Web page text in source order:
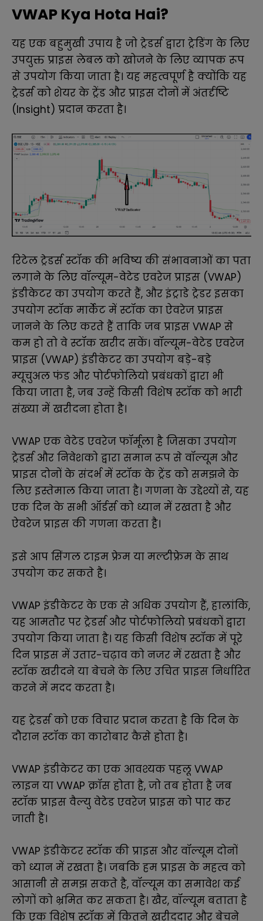
VWAP Kya Hota Hai?
यह एक बहुमुखी उपाय है जो ट्रेडर्स द्वारा ट्रेडिंग के लिए
उपयुक्त प्राइस लेबल को खोजने के लिए व्यापक रूप
से उपयोग किया जाता है। यह महत्वपूर्ण है क्योंकि यह
ट्रेडर्स को शेयर के ट्रेंड और प्राइस दोनों में अंतर्दृष्टि
(Insight) प्रदान करता है।
रिटेल ट्रेडर्स स्टॉक की भविष्य की संभावनाओं का पता
लगाने के लिए वॉल्यूम-वेटेड एवरेज प्राइस (VWAP)
इंडीकेटर का उपयोग करते हैं, और इंट्राडे ट्रेडर इसका
उपयोग स्टॉक मार्केट में स्टॉक का ऐवरेज प्राइस
जानने के लिए करते हैं ताकि जब प्राइस VWAP से
कम हो तो वे स्टॉक खरीद सकें। वॉल्यूम-वेटेड एवरेज
प्राइस (VWAP) इंडीकेटर का उपयोग बड़े-बड़े
म्यूचुअल फंड और पोर्टफोलियो प्रबंधकों द्वारा भी
किया जाता है, जब उन्हें किसी विशेष स्टॉक को भारी
संख्या में खरीदना होता है।
VWAP एक वेटेड एवरेज फॉर्मूला है जिसका उपयोग
ट्रेडर्स और निवेशको द्वारा समान रूप से वॉल्यूम और
प्राइस दोनों के संदर्भ में स्टॉक के ट्रेंड को समझने के
लिए इस्तेमाल किया जाता है। गणना के उद्देश्यों से, यह
एक दिन के सभी ऑर्डर्स को ध्यान में रखता है और
ऐवरेज प्राइस की गणना करता है।
इसे आप सिंगल टाइम फ्रेम या मल्टीफ्रेम के साथ
उपयोग कर सकते है।
VWAP इंडीकेटर के एक से अधिक उपयोग हैं, हालांकि,
यह आमतौर पर ट्रेडर्स और पोर्टफोलियो प्रबंधकों द्वारा
उपयोग किया जाता है। यह किसी विशेष स्टॉक में पूरे
दिन प्राइस में उतार-चढ़ाव को नजर में रखता है और
स्टॉक खरीदने या बेचने के लिए उचित प्राइस निर्धारित
करने में मदद करता है।
यह ट्रेडर्स को एक विचार प्रदान करता है कि दिन के
दौरान स्टॉक का कारोबार कैसे होता है।
VWAP इंडीकेटर का एक आवश्यक पहलू VWAP
लाइन या VWAP क्रॉस होता है, जो तब होता है जब
स्टॉक प्राइस वैल्यु वेटेड एवरेज प्राइस को पार कर
जाती है।
VWAP इंडीकेटर स्टॉक की प्राइस और वॉल्यूम दोनों
को ध्यान में रखता है। जबकि हम प्राइस के महत्व को
आसानी से समझ सकते है, वॉल्यूम का समावेश कई
लोगों को भ्रमित कर सकता है। खैर, वॉल्यूम बताता है
कि एक विशेष स्टॉक में कितने खरीददार और बेचने